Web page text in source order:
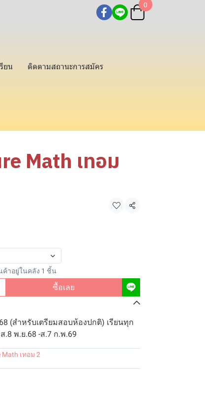
0
ยน ติดตามสถานะการสมัคร
Math เทอม
แชร์
ค้าอยู่ในคลัง 1 ชิ้น
ซื้อเลย
(สำหรับเตรียมสอบห้องปกติ) เรียนทุก
.8 พ.ย.68 -ส.7 ก.พ.69
Math เทอม 2